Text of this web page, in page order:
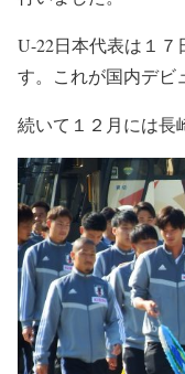
U-22日本代表は１７
す。これが国内デビ
続いて１２月には長